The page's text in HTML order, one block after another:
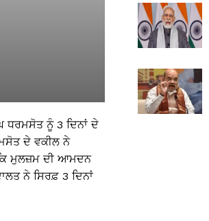
ਧਰਮਸੋਤ ਨੂੰ 3 ਦਿਨਾਂ ਦੇ
ਦੇ ਵਕੀਲ ਨੇ
ਕਿ ਮੁਲਜ਼ਮ ਦੀ ਆਮਦਨ
ਨੇ ਸਿਰਫ਼ 3 ਦਿਨਾਂ